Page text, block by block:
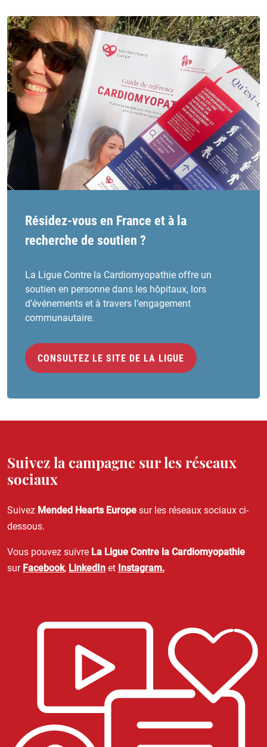
links
links
Résidez-vous en France et à la
recherche de soutien ?
La Ligue Contre la Cardiomyopathie offre un
soutien en personne dans les hôpitaux, lors
d’événements et à travers l’engagement
communautaire.
CONSULTEZ LE SITE DE LA LIGUE
Suivez la campagne sur les réseaux
sociaux
Suivez Mended Hearts Europesur les réseaux sociaux ci-
dessous.
Vous pouvez suivre La Ligue Contre la Cardiomyopathie
surFacebook, LinkedInet Instagram.